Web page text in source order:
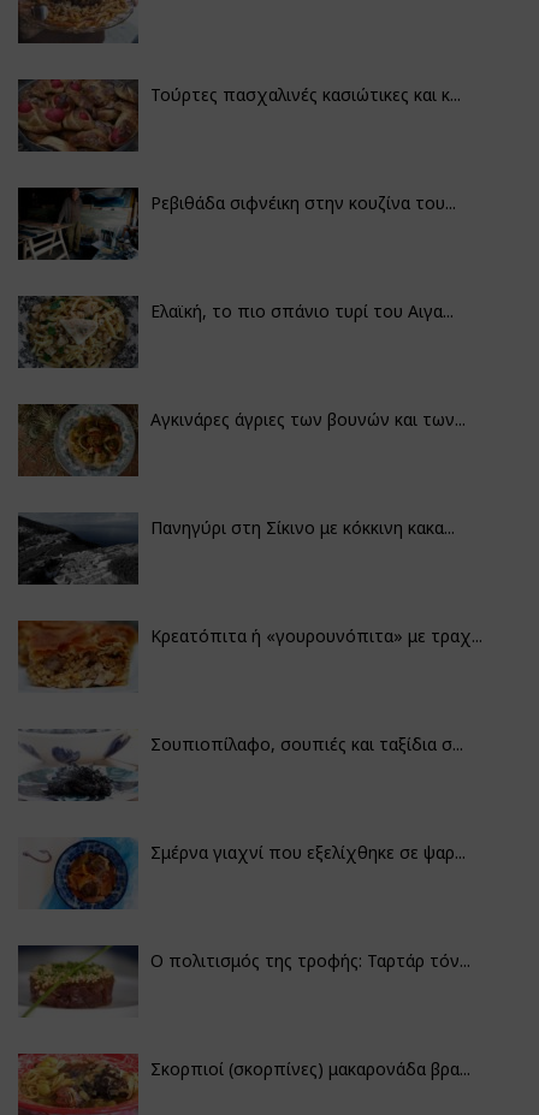
Τούρτες πασχαλινές κασιώτικες και κ...
Ρεβιθάδα σιφνέικη στην κουζίνα του...
Ελαϊκή, το πιο σπάνιο τυρί του Αιγα...
Αγκινάρες άγριες των βουνών και των...
Πανηγύρι στη Σίκινο με κόκκινη κακα...
Κρεατόπιτα ή «γουρουνόπιτα» με τραχ...
Σουπιοπίλαφο, σουπιές και ταξίδια σ...
Σμέρνα γιαχνί που εξελίχθηκε σε ψαρ...
Ο πολιτισμός της τροφής: Ταρτάρ τόν...
Σκορπιοί (σκορπίνες) μακαρονάδα βρα...